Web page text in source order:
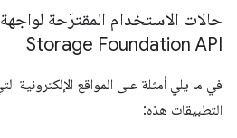
حالات الاستخدام المقترَحة
Storage Foundation API
في ما يلي أمثلة على المواقع
التطبيقات هذه: